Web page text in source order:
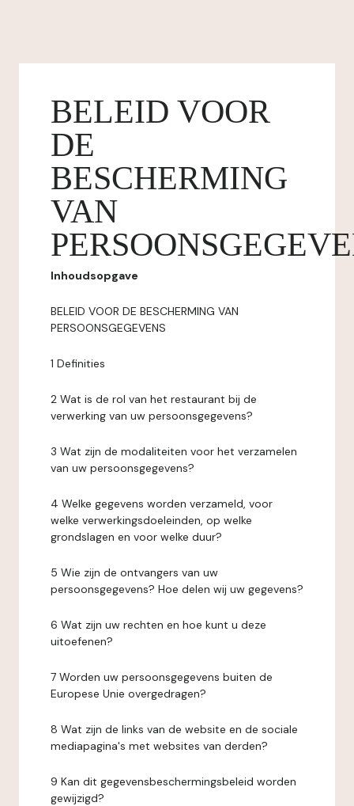
BELEID VOOR
DE
BESCHERMING
VAN
Inhoudsopgave
BELEID VOOR DE BESCHERMING VAN
PERSOONSGEGEVENS
1 Definities
2 Wat is de rol van het restaurant bij de
verwerking van uw persoonsgegevens?
3 Wat zijn de modaliteiten voor het verzamelen
van uw persoonsgegevens?
4 Welke gegevens worden verzameld, voor
welke verwerkingsdoeleinden, op welke
grondslagen en voor welke duur?
5 Wie zijn de ontvangers van uw
persoonsgegevens? Hoe delen wij uw gegevens?
6 Wat zijn uw rechten en hoe kunt u deze
uitoefenen?
7 Worden uw persoonsgegevens buiten de
Europese Unie overgedragen?
8 Wat zijn de links van de website en de sociale
mediapagina's met websites van derden?
9 Kan dit gegevensbeschermingsbeleid worden
gewijzigd?